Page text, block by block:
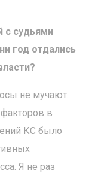
с судьями
год отдались
не мучают.
в
КС было
Я не раз